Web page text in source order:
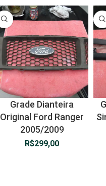
Grade Dianteira
Original Ford Ranger
2005/2009
R$299,00